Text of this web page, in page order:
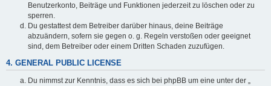
Benutzerkonto, Beiträge und Funktionen jederzeit zu löschen oder zu
sperren.
Du gestattest dem Betreiber darüber hinaus, deine Beiträge
abzuändern, sofern sie gegen o. g. Regeln verstoßen oder geeignet
sind, dem Betreiber oder einem Dritten Schaden zuzufügen.
4. GENERAL PUBLIC LICENSE
Du nimmst zur Kenntnis, dass es sich bei phpBB um eine unter der „